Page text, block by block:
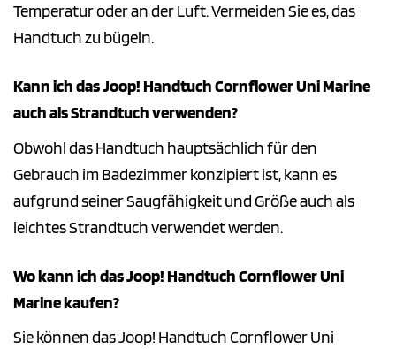
Temperatur oder an der Luft. Vermeiden Sie es, das
Handtuch zu bügeln.
Kann ich das Joop! Handtuch Cornflower Uni Marine
auch als Strandtuch verwenden?
Obwohl das Handtuch hauptsächlich für den
Gebrauch im Badezimmer konzipiert ist, kann es
aufgrund seiner Saugfähigkeit und Größe auch als
leichtes Strandtuch verwendet werden.
Wo kann ich das Joop! Handtuch Cornflower Uni
Marine kaufen?
Sie können das Joop! Handtuch Cornflower Uni